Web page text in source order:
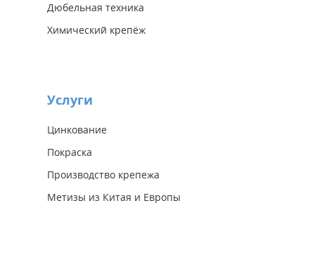
Дюбельная техника
Химический крепёж
Услуги
Цинкование
Покраска
Производство крепежа
Метизы из Китая и Европы